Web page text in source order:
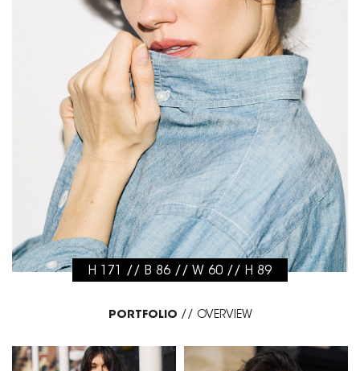
H 171 // B 86 // W 60 // H 89
PORTFOLIO // OVERVIEW